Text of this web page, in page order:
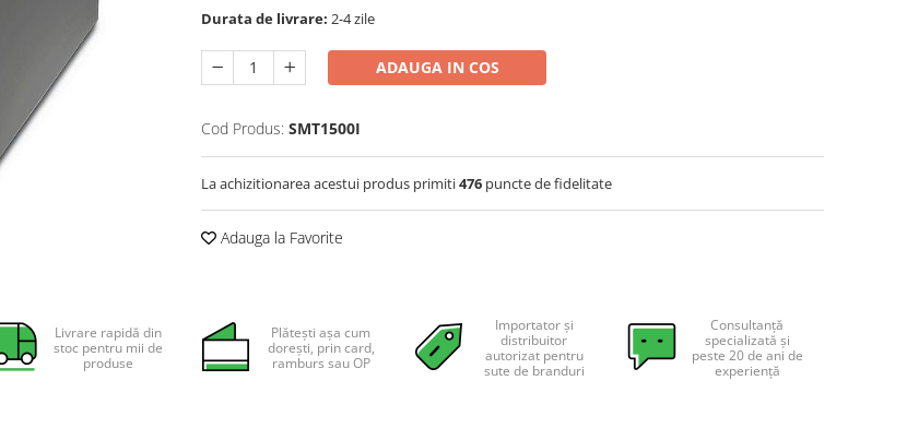
Durata de livrare: 2-4 zile
ADAUGA IN COS
Cod Produs: SMT1500I
La achizitionarea acestui produs primiti476 puncte de fidelitate
Adauga la Favorite
Livrare rapidă din
stoc pentru mii de
produse
Plătești așa cum
dorești, prin card,
ramburs sau OP
Importator și
distribuitor
autorizat pentru
sute de branduri
Consultanță
specializată și
peste 20 de ani de
experiență